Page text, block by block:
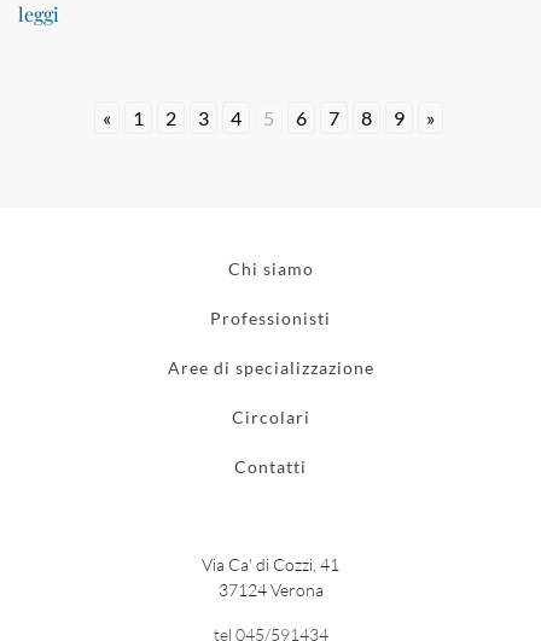
leggi
« 1 2 3 4 5 6 7 8 9 »
Chi siamo
Professionisti
Aree di specializzazione
Circolari
Contatti
Via Ca' di Cozzi, 41
37124 Verona
tel 045/591434